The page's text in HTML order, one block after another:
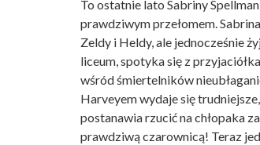
To ostatnie lato Sabriny
prawdziwym przełomem.
Zeldy i Heldy, ale jednocześnie
liceum, spotyka się z
wśród śmiertelników
Harveyem wydaje się
postanawia rzucić na chłopaka
prawdziwą czarownicą! Teraz